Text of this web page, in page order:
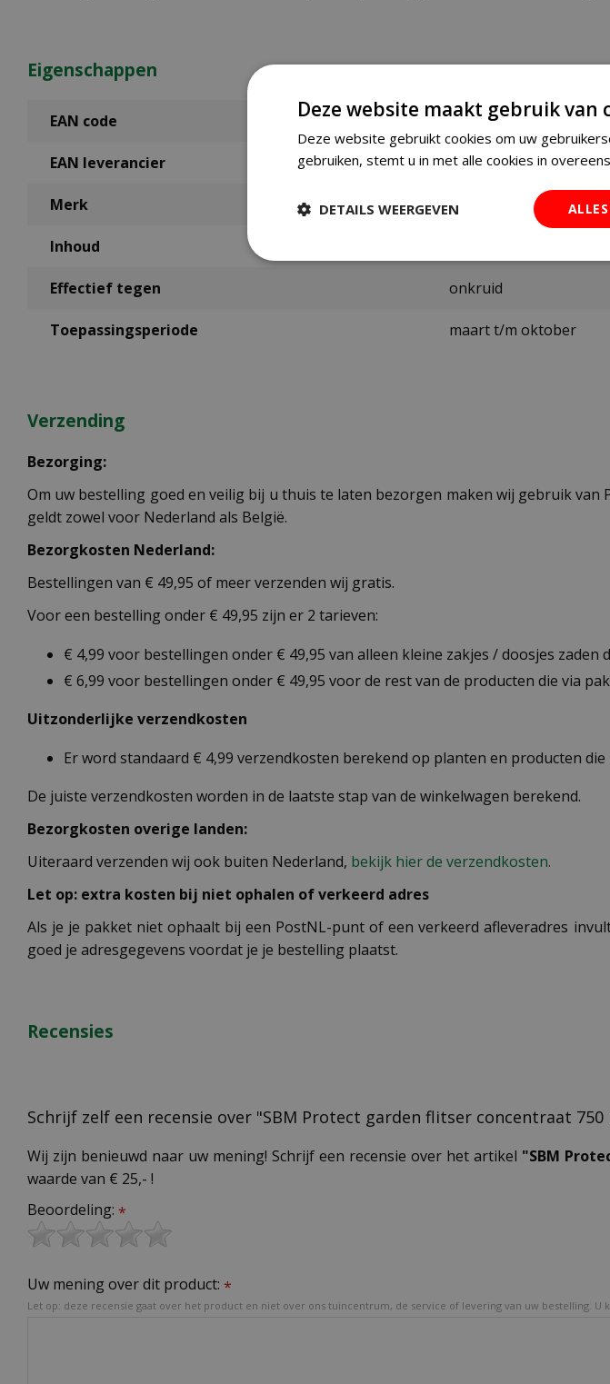
Eigenschappen
EAN code 3664715048404
EAN leverancier 86601200
Merk SBM Bayer
Inhoud
Effectief tegen onkruid
Toepassingsperiode maart t/m oktober
Verzending
Bezorging:
Om uw bestelling goed en veilig bij u thuis te laten bezorgen maken wij gebruik
geldt zowel voor Nederland als België.
Bezorgkosten Nederland:
Bestellingen van € 49,95 of meer verzenden wij gratis.
Voor een bestelling onder € 49,95 zijn er 2 tarieven:
€ 4,99 voor bestellingen onder € 49,95 van alleen kleine zakjes / doosjes
€ 6,99 voor bestellingen onder € 49,95 voor de rest van de producten die via
Uitzonderlijke verzendkosten
Er word standaard € 4,99 verzendkosten berekend op planten en producten
De juiste verzendkosten worden in de laatste stap van de winkelwagen berekend.
Bezorgkosten overige landen:
Uiteraard verzenden wij ook buiten Nederland, bekijk hier de verzendkosten.
Let op: extra kosten bij niet ophalen of verkeerd adres
Als je je pakket niet ophaalt bij een PostNL-punt of een verkeerd afleveradres
goed je adresgegevens voordat je je bestelling plaatst.
Recensies
Schrijf zelf een recensie over "SBM Protect garden flitser concentraat 750
Wij zijn benieuwd naar uw mening! Schrijf een recensie over het artikel "SBM
waarde van € 25,- !
Beoordeling: *
Uw mening over dit product: *
Let op: deze recensie gaat over het product en niet over ons tuincentrum, de service of levering van uw bestelling.
Deze website maakt gebruik van
Deze website gebruikt cookies om uw
gebruiken, stemt u in met alle cookies in
DETAILS WEERGEVEN